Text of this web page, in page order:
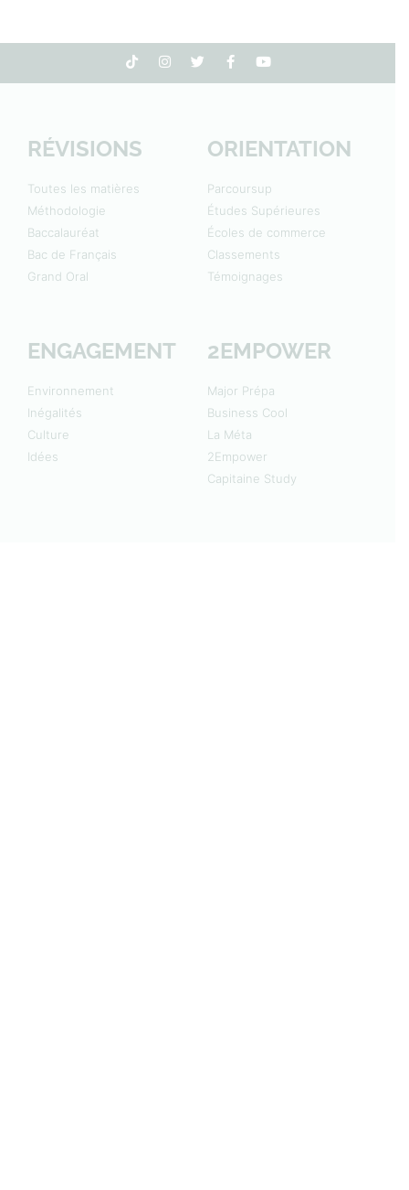
RÉVISIONS
Toutes les matières
Méthodologie
Baccalauréat
Bac de Français
Grand Oral
ORIENTATION
Parcoursup
Études Supérieures
Écoles de commerce
Classements
Témoignages
ENGAGEMENT
Environnement
Inégalités
Culture
Idées
2EMPOWER
Major Prépa
Business Cool
La Méta
2Empower
Capitaine Study